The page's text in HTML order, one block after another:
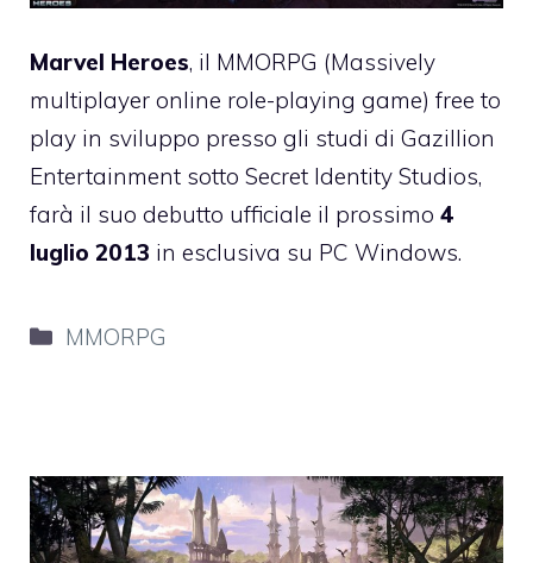
Marvel Heroes, il MMORPG (Massively
multiplayer online role-playing game) free to
play in sviluppo presso gli studi di Gazillion
Entertainment sotto Secret Identity Studios,
farà il suo debutto ufficiale il prossimo 4
luglio 2013 in esclusiva su PC Windows.
Categorie
MMORPG